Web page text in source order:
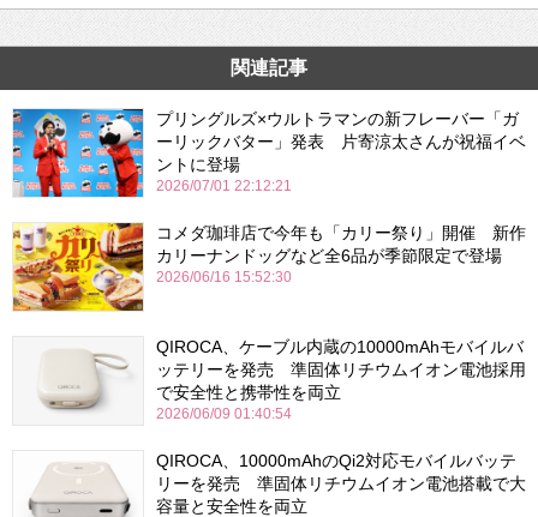
関連記事
プリングルズ×ウルトラマンの新フレーバー「ガ
ーリックバター」発表 片寄涼太さんが祝福イベ
ントに登場
2026/07/01 22:12:21
コメダ珈琲店で今年も「カリー祭り」開催 新作
カリーナンドッグなど全6品が季節限定で登場
2026/06/16 15:52:30
QIROCA、ケーブル内蔵の10000mAhモバイルバ
ッテリーを発売 準固体リチウムイオン電池採用
で安全性と携帯性を両立
2026/06/09 01:40:54
QIROCA、10000mAhのQi2対応モバイルバッテ
リーを発売 準固体リチウムイオン電池搭載で大
容量と安全性を両立